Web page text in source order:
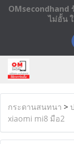
OMsecondhand
ไม่อั้น
กระดานสนทนา >
xiaomi mi8 มือ2